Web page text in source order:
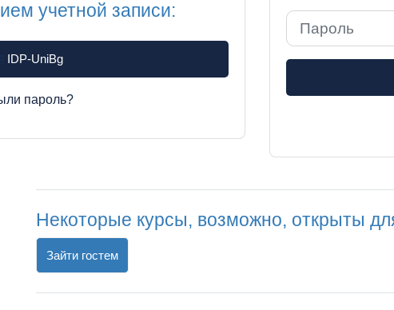
учетной записи:
IDP-UniBg
пароль?
Пароль
Некоторые курсы, возможно, открыты
Зайти гостем